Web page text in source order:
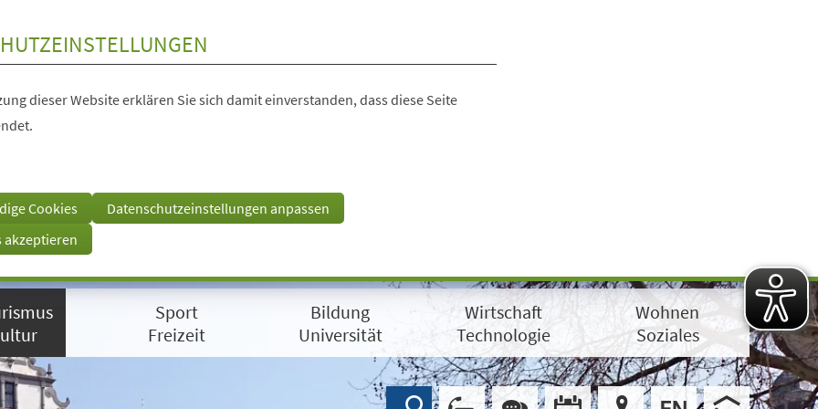
dieser Website erklären Sie sich damit einverstanden, dass diese Seite
Cookies
Datenschutzeinstellungen anpassen
akzeptieren
Sport
Freizeit
Bildung
Universität
Wirtschaft
Technologie
Wohnen
Soziales